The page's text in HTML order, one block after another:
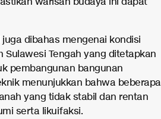
dibahas mengenai kondisi
Sulawesi Tengah yang ditetapkan
pembangunan bangunan
menunjukkan bahwa beberapa
yang tidak stabil dan rentan
serta likuifaksi.